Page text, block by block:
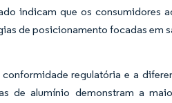
indicam que os consumidores
de posicionamento focadas em
regulatória e a
de alumínio demonstram a